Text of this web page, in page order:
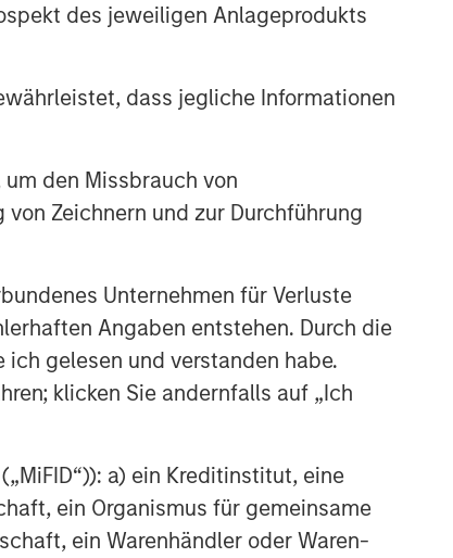
des jeweiligen Anlageprodukts
dass jegliche Informationen
den Missbrauch von
Zeichnern und zur Durchführung
Unternehmen für Verluste
Angaben entstehen. Durch die
ich gelesen und verstanden habe.
klicken Sie andernfalls auf „Ich
a) ein Kreditinstitut, eine
ein Organismus für gemeinsame
ein Warenhändler oder Waren-